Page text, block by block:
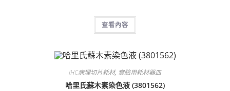
查看內容
IHC病理切片耗材, 實驗用耗材器皿
哈里氏蘇木素染色液 (3801562)